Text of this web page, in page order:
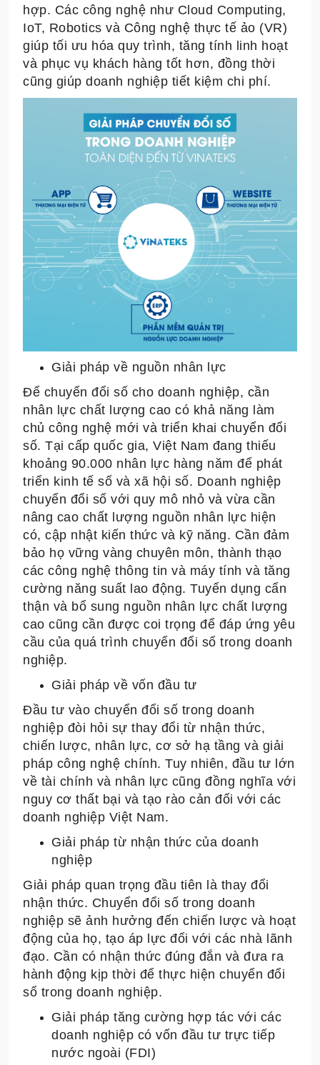
hợp. Các công nghệ như Cloud Computing,
IoT, Robotics và Công nghệ thực tế ảo (VR)
giúp tối ưu hóa quy trình, tăng tính linh hoạt
và phục vụ khách hàng tốt hơn, đồng thời
cũng giúp doanh nghiệp tiết kiệm chi phí.
Giải pháp về nguồn nhân lực
Để chuyển đổi số cho doanh nghiệp, cần
nhân lực chất lượng cao có khả năng làm
chủ công nghệ mới và triển khai chuyển đổi
số. Tại cấp quốc gia, Việt Nam đang thiếu
khoảng 90.000 nhân lực hàng năm để phát
triển kinh tế số và xã hội số. Doanh nghiệp
chuyển đổi số với quy mô nhỏ và vừa cần
nâng cao chất lượng nguồn nhân lực hiện
có, cập nhật kiến thức và kỹ năng. Cần đảm
bảo họ vững vàng chuyên môn, thành thạo
các công nghệ thông tin và máy tính và tăng
cường năng suất lao động. Tuyển dụng cẩn
thận và bổ sung nguồn nhân lực chất lượng
cao cũng cần được coi trọng để đáp ứng yêu
cầu của quá trình chuyển đổi số trong doanh
nghiệp.
Giải pháp về vốn đầu tư
Đầu tư vào chuyển đổi số trong doanh
nghiệp đòi hỏi sự thay đổi từ nhận thức,
chiến lược, nhân lực, cơ sở hạ tầng và giải
pháp công nghệ chính. Tuy nhiên, đầu tư lớn
về tài chính và nhân lực cũng đồng nghĩa với
nguy cơ thất bại và tạo rào cản đối với các
doanh nghiệp Việt Nam.
Giải pháp từ nhận thức của doanh
nghiệp
Giải pháp quan trọng đầu tiên là thay đổi
nhận thức. Chuyển đổi số trong doanh
nghiệp sẽ ảnh hưởng đến chiến lược và hoạt
động của họ, tạo áp lực đối với các nhà lãnh
đạo. Cần có nhận thức đúng đắn và đưa ra
hành động kịp thời để thực hiện chuyển đổi
số trong doanh nghiệp.
Giải pháp tăng cường hợp tác với các
doanh nghiệp có vốn đầu tư trực tiếp
nước ngoài (FDI)